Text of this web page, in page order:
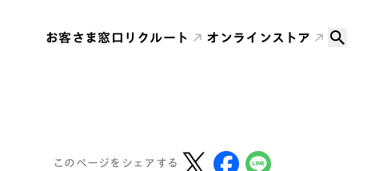
お客さま窓口 リクルート オンラインストア
このページをシェアする